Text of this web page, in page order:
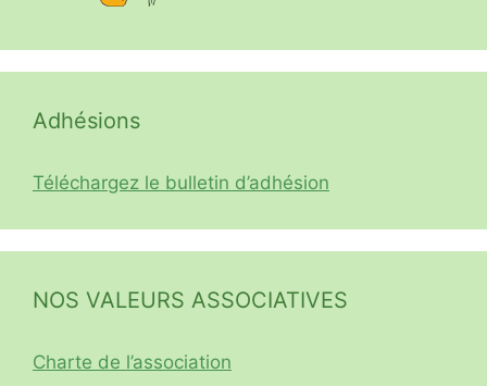
Adhésions
Téléchargez le bulletin d’adhésion
NOS VALEURS ASSOCIATIVES
Charte de l’association